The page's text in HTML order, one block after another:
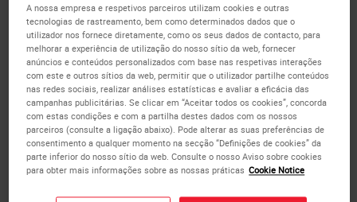
Um sistema de detecção de polímero compacto, de ultima
geração, para uso tanto em imuno-histoquímica como em
hibridização in situ cromogênica. Ligantes multifuncionais
pequenos aumentam a penetração do tecido produzindo
sensibilidade insuperável. O sistema é livre de biotina.
A detecção de refinação de polímero contém um
bloqueador de peróxido, reagente de polímero pós primário,
cromogênio DAB e hematoxilina contrastante. É fornecido
pronto para uso para o sistema Bond automatizado.
A nossa empresa e respetivos parceiros utilizam cookies e outras
tecnologias de rastreamento, bem como determinados dados que o
utilizador nos fornece diretamente, como os seus dados de contacto, para
melhorar a experiência de utilização do nosso sítio da web, fornecer
anúncios e conteúdos personalizados com base nas respetivas interações
com este e outros sítios da web, permitir que o utilizador partilhe conteúdos
nas redes sociais, realizar análises estatísticas e avaliar a eficácia das
campanhas publicitárias. Se clicar em “Aceitar todos os cookies”, concorda
com estas condições e com a partilha destes dados com os nossos
parceiros (consulte a ligação abaixo). Pode alterar as suas preferências de
consentimento a qualquer momento na secção “Definições de cookies” da
parte inferior do nosso sítio da web. Consulte o nosso Aviso sobre cookies
para obter mais informações sobre as nossas práticas Cookie Notice